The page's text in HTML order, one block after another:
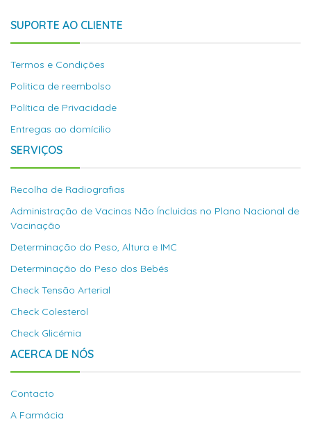
SUPORTE AO CLIENTE
Termos e Condições
Politica de reembolso
Política de Privacidade
Entregas ao domícilio
SERVIÇOS
Recolha de Radiografias
Administração de Vacinas Não Íncluidas no Plano Nacional de
Vacinação
Determinação do Peso, Altura e IMC
Determinação do Peso dos Bebés
Check Tensão Arterial
Check Colesterol
Check Glicémia
ACERCA DE NÓS
Contacto
A Farmácia